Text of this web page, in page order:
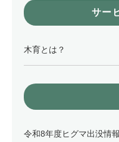
サー
木育とは？
令和8年度ヒグマ出没情